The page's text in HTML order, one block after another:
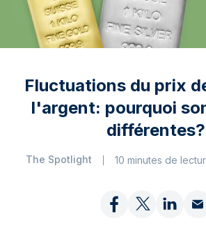
Fluctuations du prix
l'argent: pourquoi
différentes?
The Spotlight 10 minutes de